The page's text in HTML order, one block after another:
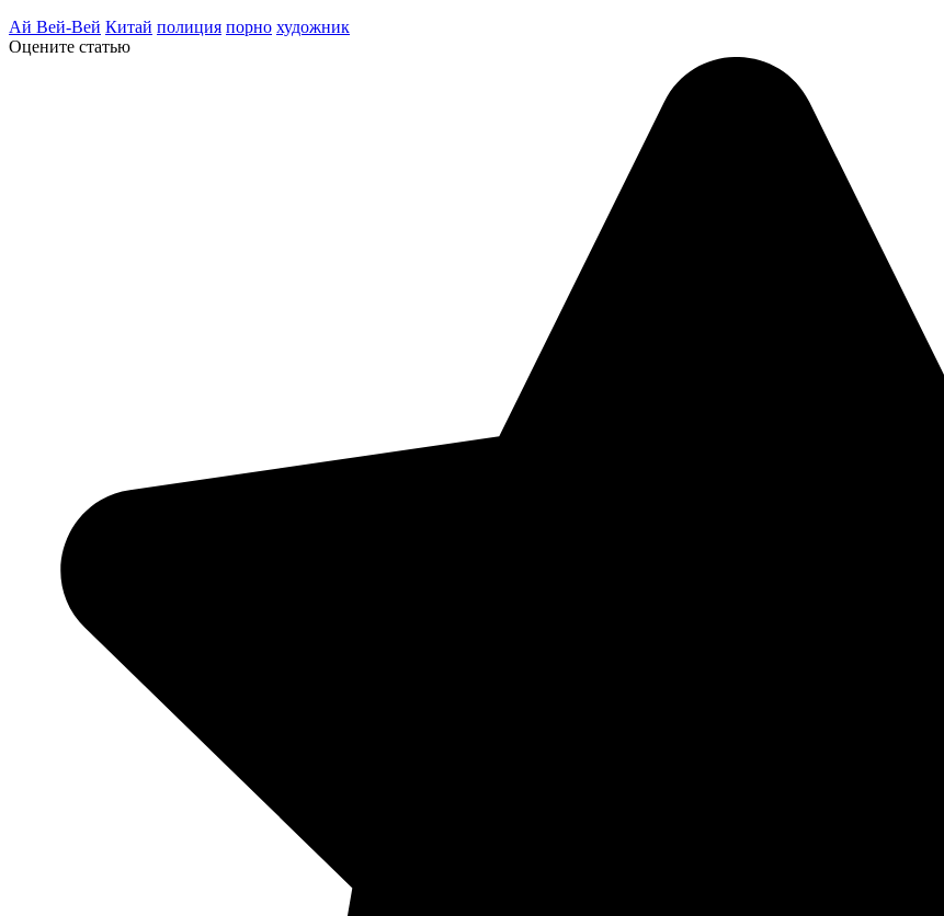
Ай Вей-Вей Китай полиция порно художник
Оцените статью